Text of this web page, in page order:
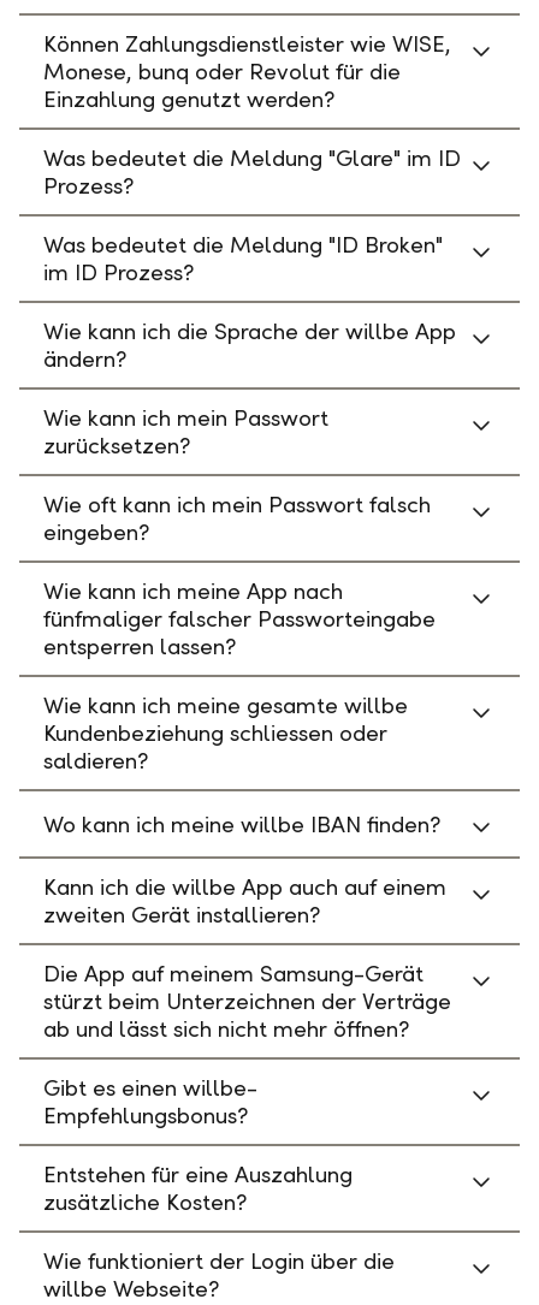
Können Zahlungsdienstleister wie WISE,
Monese, bunq oder Revolut für die
Einzahlung genutzt werden?
Was bedeutet die Meldung "Glare" im ID
Prozess?
Was bedeutet die Meldung "ID Broken"
im ID Prozess?
Wie kann ich die Sprache der willbe App
ändern?
Wie kann ich mein Passwort
zurücksetzen?
Wie oft kann ich mein Passwort falsch
eingeben?
Wie kann ich meine App nach
fünfmaliger falscher Passworteingabe
entsperren lassen?
Wie kann ich meine gesamte willbe
Kundenbeziehung schliessen oder
saldieren?
Wo kann ich meine willbe IBAN finden?
Kann ich die willbe App auch auf einem
zweiten Gerät installieren?
Die App auf meinem Samsung-Gerät
stürzt beim Unterzeichnen der Verträge
ab und lässt sich nicht mehr öffnen?
Gibt es einen willbe-
Empfehlungsbonus?
Entstehen für eine Auszahlung
zusätzliche Kosten?
Wie funktioniert der Login über die
willbe Webseite?